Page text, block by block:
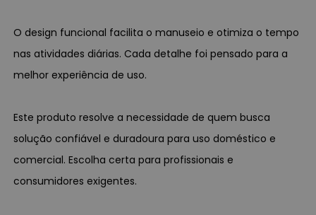
O design funcional facilita o manuseio e otimiza o tempo
nas atividades diárias. Cada detalhe foi pensado para a
melhor experiência de uso.
Este produto resolve a necessidade de quem busca
solução confiável e duradoura para uso doméstico e
comercial. Escolha certa para profissionais e
consumidores exigentes.